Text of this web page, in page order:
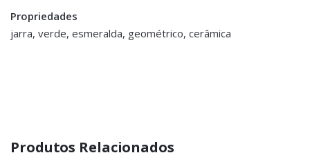
Propriedades
jarra, verde, esmeralda, geométrico, cerâmica
Produtos Relacionados